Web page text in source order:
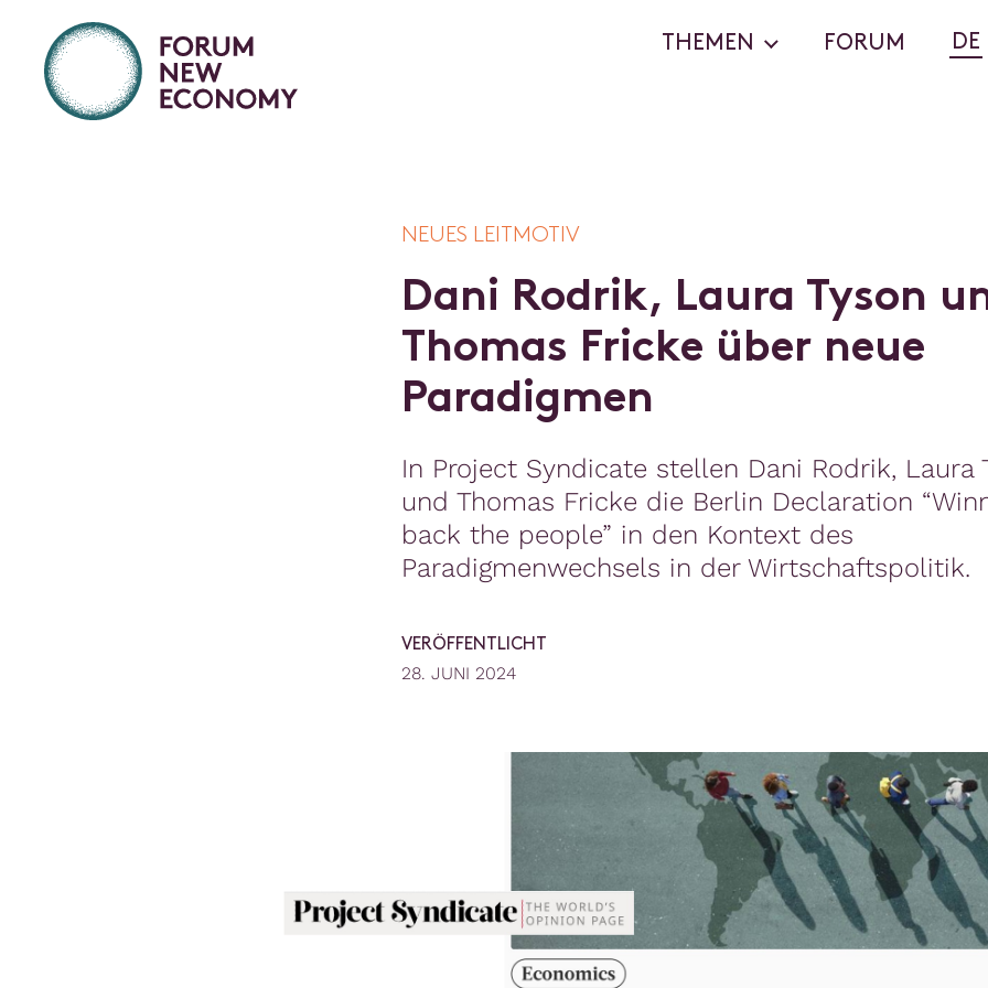
THEMEN FORUM DE
NEUES LEITMOTIV
Dani Rodrik, Laura Tyson u
Thomas Fricke über neue
Paradigmen
In Project Syndicate stellen Dani Rodrik, Laura
und Thomas Fricke die Berlin Declaration
back the people” in den Kontext des
Paradigmenwechsels in der Wirtschaftspolitik.
VERÖFFENTLICHT
28. JUNI 2024